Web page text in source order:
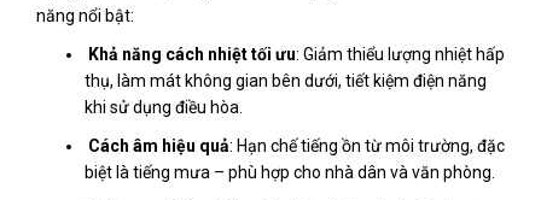
năng nổi bật:
Khả năng cách nhiệt tối ưu: Giảm thiểu lượng nhiệt hấp
thụ, làm mát không gian bên dưới, tiết kiệm điện năng
khi sử dụng điều hòa.
Cách âm hiệu quả: Hạn chế tiếng ồn từ môi trường, đặc
biệt là tiếng mưa – phù hợp cho nhà dân và văn phòng.